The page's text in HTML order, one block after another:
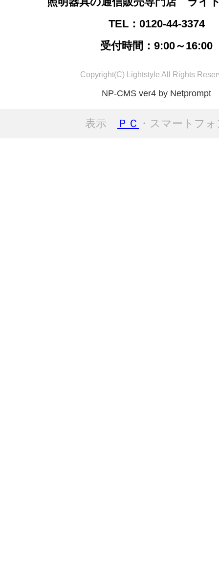
TEL：0120-44-3374
受付時間：9:00～16:00
Copyright(C) Lightstyle All Rights
NP-CMS ver4 by Netprompt
表示 ＰＣ ・スマートフ